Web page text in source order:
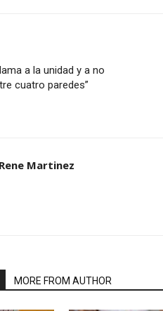
a la unidad y a no
cuatro paredes”
Rene Martinez
MORE FROM AUTHOR